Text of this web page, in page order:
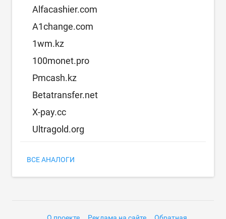
Alfacashier.com
A1change.com
1wm.kz
100monet.pro
Pmcash.kz
Betatransfer.net
X-pay.cc
Ultragold.org
ВСЕ АНАЛОГИ